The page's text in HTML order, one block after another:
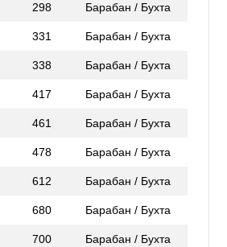
298 Барабан / Бухта
331 Барабан / Бухта
338 Барабан / Бухта
417 Барабан / Бухта
461 Барабан / Бухта
478 Барабан / Бухта
612 Барабан / Бухта
680 Барабан / Бухта
700 Барабан / Бухта